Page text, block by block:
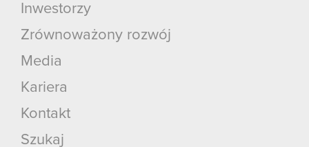
Inwestorzy
Zrównoważony rozwój
Media
Kariera
Kontakt
Szukaj